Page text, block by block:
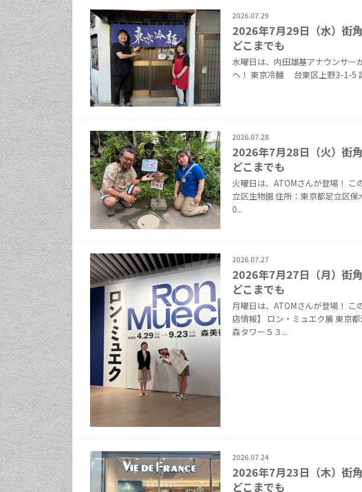
2026.07.29
2026年7月29日（水）街
どこまでも
水曜日は、内田雄基アナウンサー
へ！ 東京冷麺 台東区上野3-1-5
2026.07.28
2026年7月28日（火）街
どこまでも
火曜日は、ATOMさんが登場！ こ
立区生物園 住所：東京都足立区
0...
2026.07.27
2026年7月27日（月）街
どこまでも
月曜日は、ATOMさんが登場！
店情報】 ロン・ミュエク展 東京
森タワー５３...
2026.07.24
2026年7月23日（木）街
どこまでも